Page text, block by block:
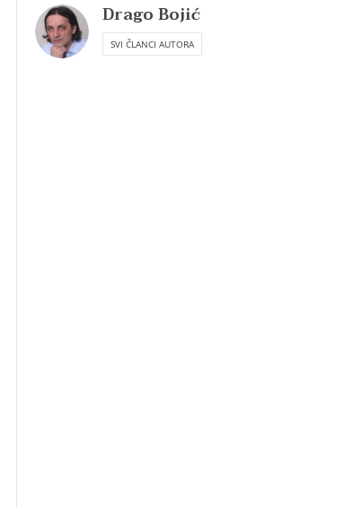
Drago Bojić
SVI ČLANCI AUTORA